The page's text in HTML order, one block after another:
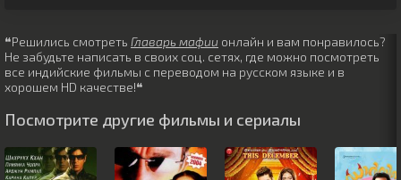
❝Решились смотреть Главарь мафии онлайн и вам понравилось?
Не забудьте написать в своих соц. сетях, где можно посмотреть
все индийские фильмы с переводом на русском языке и в
хорошем HD качестве!❝
Посмотрите другие фильмы и сериалы